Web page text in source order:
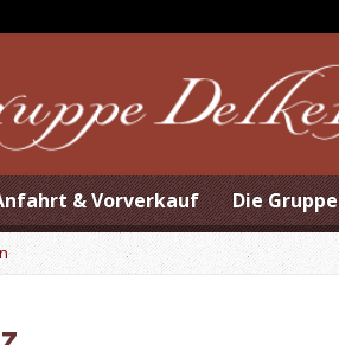
& Vorverkauf Die Gruppe